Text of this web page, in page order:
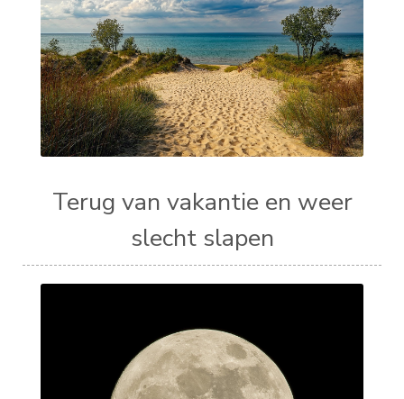
Terug van vakantie en weer
slecht slapen